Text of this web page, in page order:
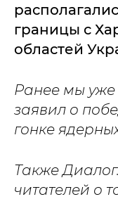
границы с
областей
Ранее мы уже
заявил о
гонке
Также
читателей о